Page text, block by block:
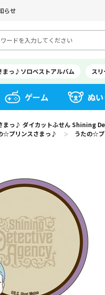
らせ
っ♪ソロベストアルバム ス
ゲーム ぬ
まっ♪ ダイカットふせん Shining
☆プリンスさまっ♪ ＞ うたの☆